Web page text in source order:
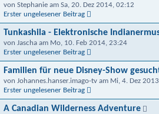
von Stephanie am Sa, 20. Dez 2014, 02:12
Erster ungelesener Beitrag
Tunkashila - Elektronische
von Jascha am Mo, 10. Feb 2014, 23:24
Erster ungelesener Beitrag
Familien für neue Disney-Show
von Johannes.hanser.imago-tv am Mi, 4. Dez
Erster ungelesener Beitrag
A Canadian Wilderness Adventure